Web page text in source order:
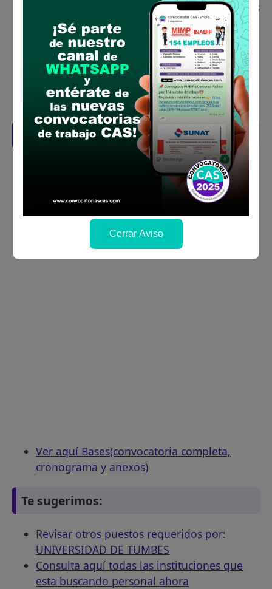
Antes de postular, verifica si cumples con los
requisitos para el puesto
Prepara tu documentación y presentalo en
la fechas y por los medios que indica las
bases
Revisar el cronograma para conocer cuando
se publicará los resultados
Descarga aquí las Bases
Ver aquí Bases(convocatoria completa,
cronograma y anexos)
Te sugerimos:
Revisar otros puestos requeridos por:
UNIVERSIDAD DE TUMBES
Consulta aquí todas las instituciones que
esta buscando personal ahora
Cerrar Aviso